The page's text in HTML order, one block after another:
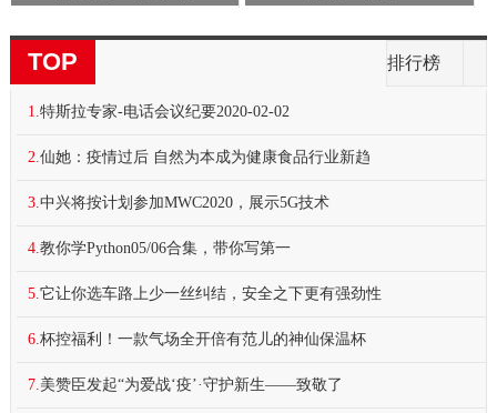
TOP 排行榜
1.特斯拉专家-电话会议纪要2020-02-02
2.仙她：疫情过后 自然为本成为健康食品行业新趋
3.中兴将按计划参加MWC2020，展示5G技术
4.教你学Python05/06合集，带你写第一
5.它让你选车路上少一丝纠结，安全之下更有强劲性
6.杯控福利！一款气场全开倍有范儿的神仙保温杯
7.美赞臣发起“为爱战‘疫’·守护新生——致敬了